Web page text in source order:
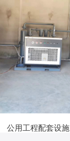
公用工程配套设施